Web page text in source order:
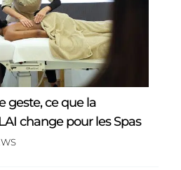
geste, ce que la
change pour les Spas